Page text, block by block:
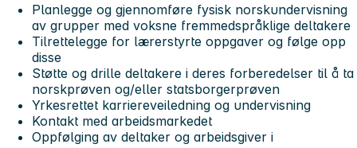
Planlegge og gjennomføre fysisk norskundervisning
av grupper med voksne fremmedspråklige deltakere
Tilrettelegge for lærerstyrte oppgaver og følge opp
disse
Støtte og drille deltakere i deres forberedelser til å ta
norskprøven og/eller statsborgerprøven
Yrkesrettet karriereveiledning og undervisning
Kontakt med arbeidsmarkedet
Oppfølging av deltaker og arbeidsgiver i